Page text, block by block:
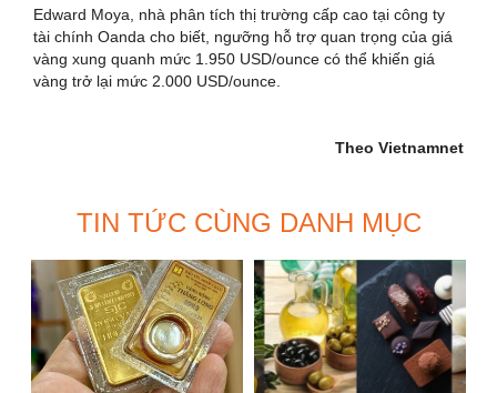
Edward Moya, nhà phân tích thị trường cấp cao tại công ty
tài chính Oanda cho biết, ngưỡng hỗ trợ quan trọng của giá
vàng xung quanh mức 1.950 USD/ounce có thể khiến giá
vàng trở lại mức 2.000 USD/ounce.
Theo Vietnamnet
TIN TỨC CÙNG DANH MỤC